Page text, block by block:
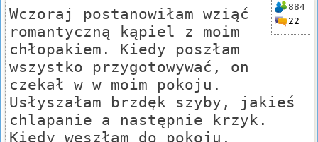
884
22
Wczoraj postanowiłam wziąć
romantyczną kąpiel z moim
chłopakiem. Kiedy poszłam
wszystko przygotowywać, on
czekał w w moim pokoju.
Usłyszałam brzdęk szyby, jakieś
chlapanie a następnie krzyk.
Kiedy weszłam do pokoju,